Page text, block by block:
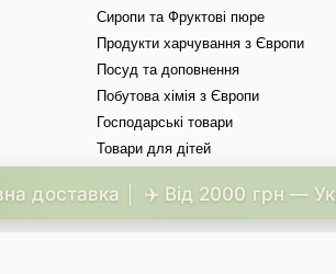
Сиропи та Фруктові пюре
Продукти харчування з Європи
Посуд та доповнення
Побутова хімія з Європи
Господарські товари
Товари для дітей